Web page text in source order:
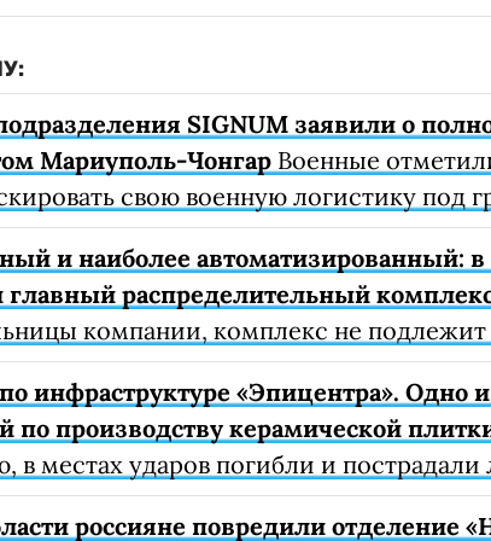
SIGNUM заявили о
Мариуполь-Чонгар Военные
свою военную логистику под
и наиболее автоматизированный: в
распределительный комплекс
компании, комплекс не подлежит
инфраструктуре «Эпицентра». Одно
по производству керамической
в местах ударов погибли и
россияне повредили отделение